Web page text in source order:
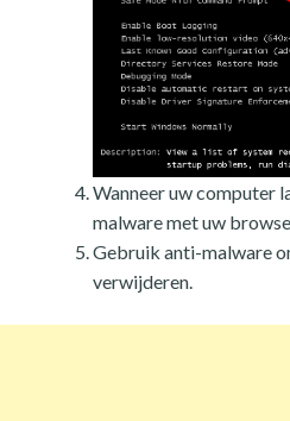
Wanneer uw computer
malware met uw
Gebruik anti-malware
verwijderen.